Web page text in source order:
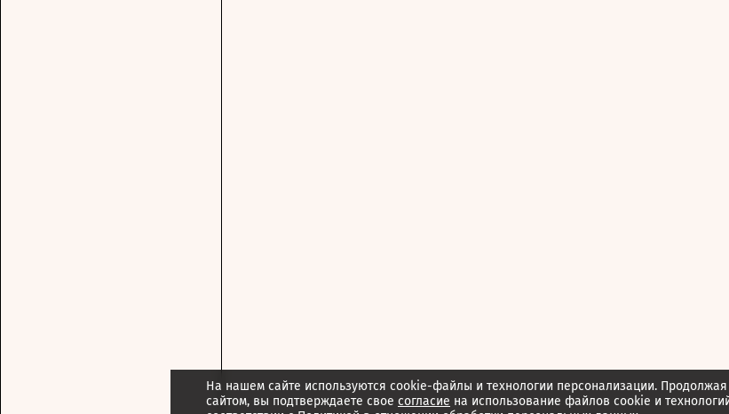
На нашем сайте используются cookie-файлы и технологии персонализации.
сайтом, вы подтверждаете свое согласие на использование файлов cookie и